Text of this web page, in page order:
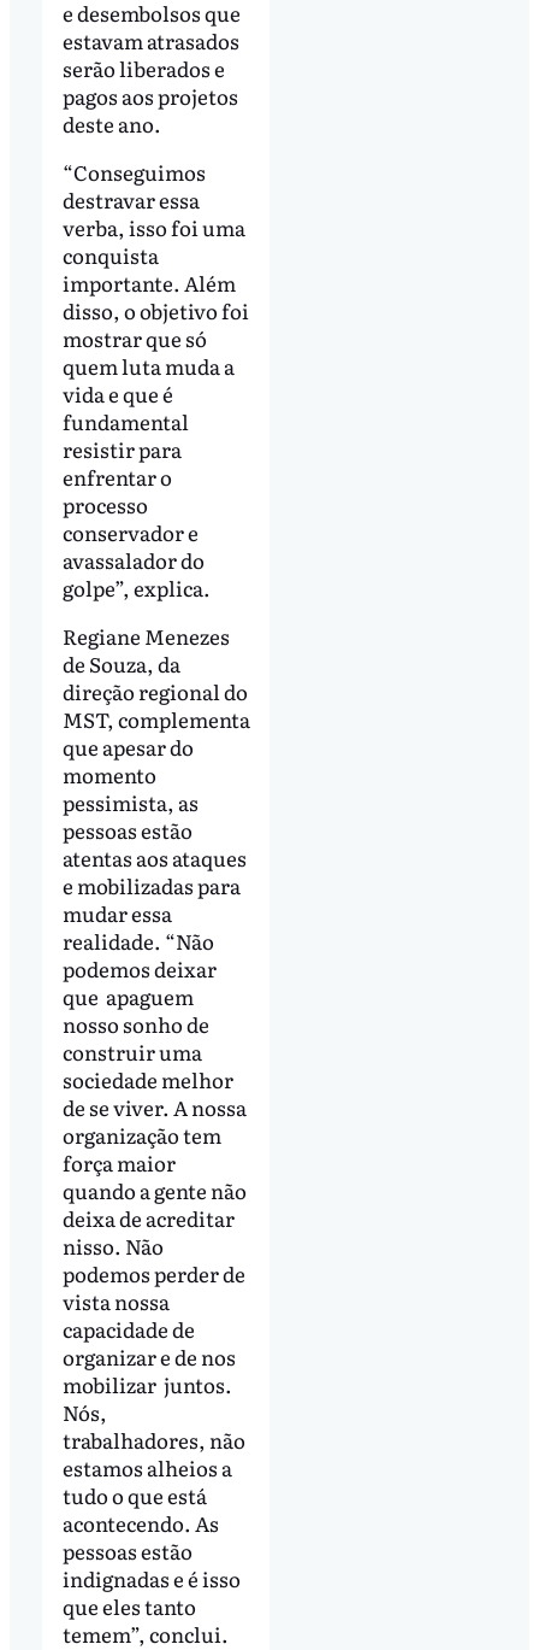
e desembolsos que
estavam atrasados
serão liberados e
pagos aos projetos
deste ano.
“Conseguimos
destravar essa
verba, isso foi uma
conquista
importante. Além
disso, o objetivo foi
mostrar que só
quem luta muda a
vida e que é
fundamental
resistir para
enfrentar o
processo
conservador e
avassalador do
golpe”, explica.
Regiane Menezes
de Souza, da
direção regional do
MST, complementa
que apesar do
momento
pessimista, as
pessoas estão
atentas aos ataques
e mobilizadas para
mudar essa
realidade. “Não
podemos deixar
que apaguem
nosso sonho de
construir uma
sociedade melhor
de se viver. A nossa
organização tem
força maior
quando a gente não
deixa de acreditar
nisso. Não
podemos perder de
vista nossa
capacidade de
organizar e de nos
mobilizar juntos.
Nós,
trabalhadores, não
estamos alheios a
tudo o que está
acontecendo. As
pessoas estão
indignadas e é isso
que eles tanto
temem”, conclui.